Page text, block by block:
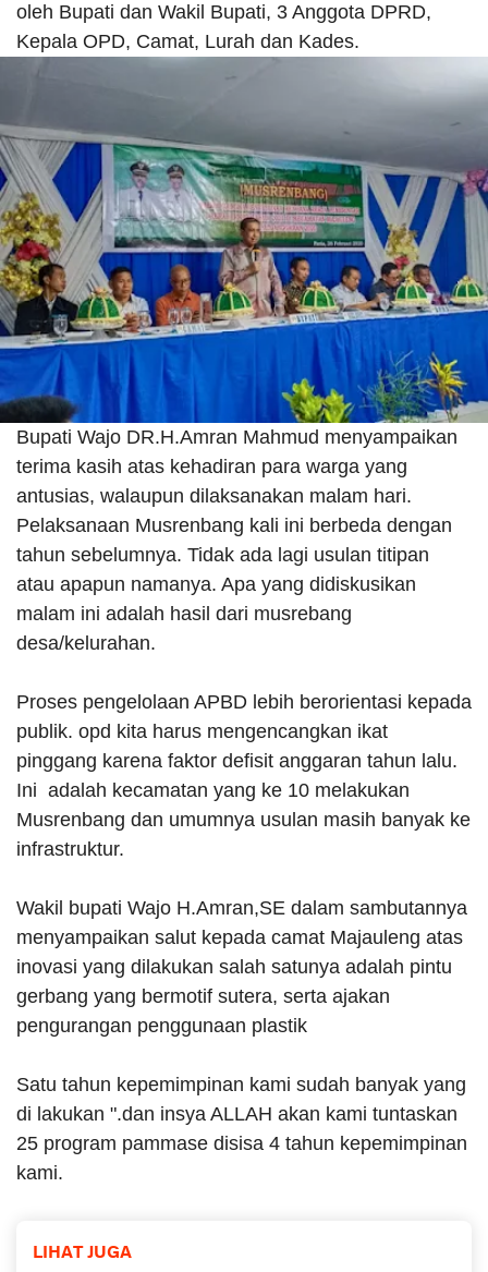
oleh Bupati dan Wakil Bupati, 3 Anggota DPRD,
Kepala OPD, Camat, Lurah dan Kades.
Bupati Wajo DR.H.Amran Mahmud menyampaikan
terima kasih atas kehadiran para warga yang
antusias, walaupun dilaksanakan malam hari.
Pelaksanaan Musrenbang kali ini berbeda dengan
tahun sebelumnya. Tidak ada lagi usulan titipan
atau apapun namanya. Apa yang didiskusikan
malam ini adalah hasil dari musrebang
desa/kelurahan.
Proses pengelolaan APBD lebih berorientasi kepada
publik. opd kita harus mengencangkan ikat
pinggang karena faktor defisit anggaran tahun lalu.
Ini adalah kecamatan yang ke 10 melakukan
Musrenbang dan umumnya usulan masih banyak ke
infrastruktur.
Wakil bupati Wajo H.Amran,SE dalam sambutannya
menyampaikan salut kepada camat Majauleng atas
inovasi yang dilakukan salah satunya adalah pintu
gerbang yang bermotif sutera, serta ajakan
pengurangan penggunaan plastik
Satu tahun kepemimpinan kami sudah banyak yang
di lakukan ".dan insya ALLAH akan kami tuntaskan
25 program pammase disisa 4 tahun kepemimpinan
kami.
LIHAT JUGA